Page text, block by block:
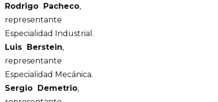
Rodrigo Pacheco,
representante
Especialidad Industrial.
Luis Berstein,
representante
Especialidad Mecánica.
Sergio Demetrio,